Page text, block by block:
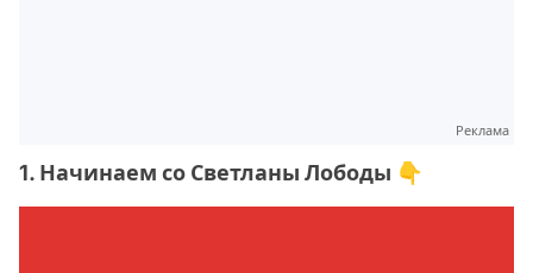
Реклама
1. Начинаем со Светланы Лободы 👇